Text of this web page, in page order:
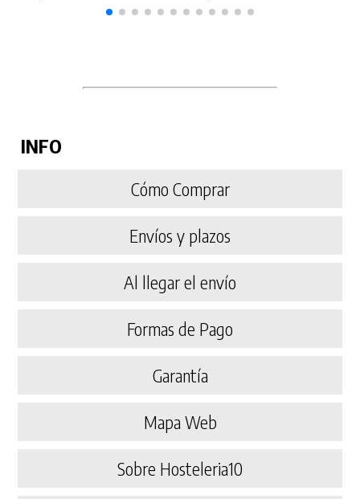
INFO
Cómo Comprar
Envíos y plazos
Al llegar el envío
Formas de Pago
Garantía
Mapa Web
Sobre Hosteleria10